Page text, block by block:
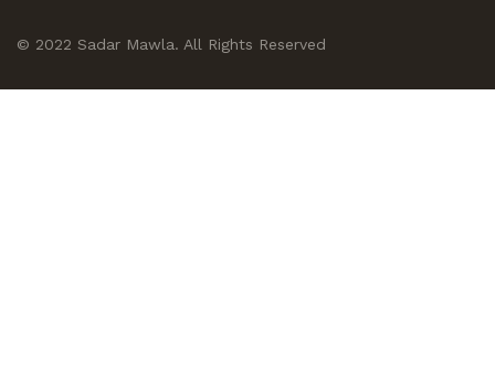
© 2022 Sadar Mawla. All Rights Reserved